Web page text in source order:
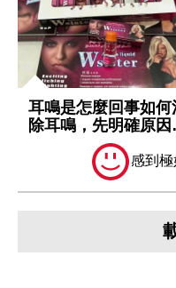
耳鳴是怎麼回事如何
除耳鳴，先明確原因
感到極